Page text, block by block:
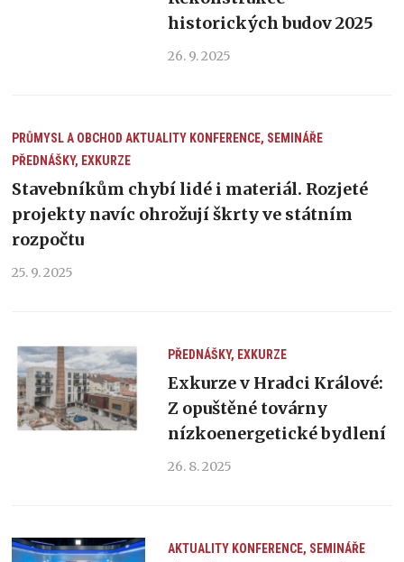
historických budov 2025
26. 9. 2025
PRŮMYSL A OBCHOD AKTUALITY KONFERENCE, SEMINÁŘE
PŘEDNÁŠKY, EXKURZE
Stavebníkům chybí lidé i materiál. Rozjeté
projekty navíc ohrožují škrty ve státním
rozpočtu
25. 9. 2025
PŘEDNÁŠKY, EXKURZE
Exkurze v Hradci Králové:
Z opuštěné továrny
nízkoenergetické bydlení
26. 8. 2025
AKTUALITY KONFERENCE, SEMINÁŘE